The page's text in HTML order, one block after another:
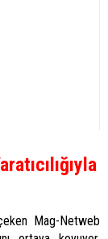
Mag-Netweb